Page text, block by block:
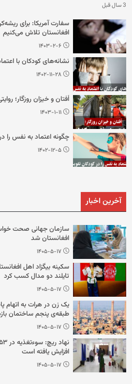
3 سال قبل
سفارت آمریکا: برای
افغانستان تلاش می‌کنیم
۱۴۰۳-۲-۶
نشانه‌های کودکان با
۱۴۰۲-۱۱-۲۸
اُفتان و خیزان روزگار؛
۱۴۰۳-۱-۱۱
چگونه اعتماد به نفس را
۱۴۰۲-۱۲-۵
آخرین اخبار
سازمان جهانی صحت
افغانستان شد
۱۴۰۵-۵-۱۷
سکینه بیگزاد اهل
تایلند دو مدال کسب کرد
۱۴۰۵-۵-۱۷
یک زن در هرات به اتهام
طبقه‌ی پنجم ساختمان
۱۴۰۵-۵-۱۷
افزایش یافته است
۱۴۰۵-۵-۱۷